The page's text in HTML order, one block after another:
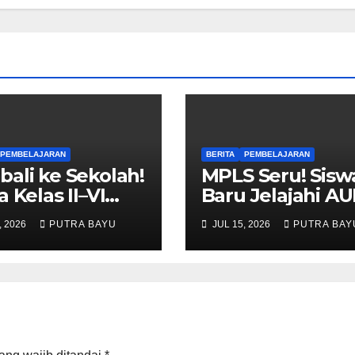
PEMBELAJARAN
ke Sekolah!
Kelas II–VI
Tahun Ajaran
2026 PUTRA BAYU
BERITA PEMBELAJARAN
MPLS Seru!
Baru Jelajahi
Cileungsi
JUL 15, 2026 PUTRA